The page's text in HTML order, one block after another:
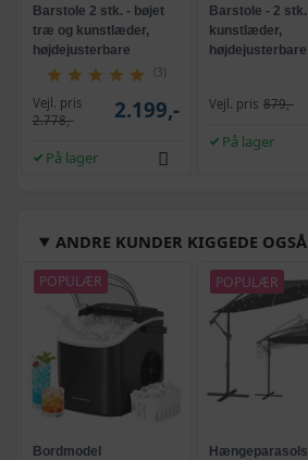
Barstole 2 stk. - bøjet
træ og kunstlæder,
højdejusterbare
(3)
Vejl. pris
2.778,-
2.199,-
På lager
Barstole - 2
kunstlæder,
højdejusterbare
Vejl. pris 879,-
På lager
ANDRE KUNDER KIGGEDE
POPULÆR
Bordmodel
POPULÆR
Hængeparasols